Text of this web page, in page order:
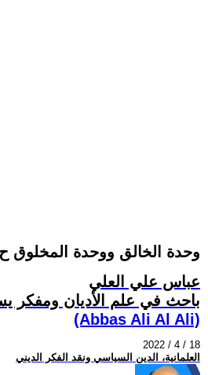
وحدة الخالق ووحدة المخلوق ح2
عباس علي العلي
باحث في علم الأديان ومفكر
(Abbas Ali Al Ali)
2022 / 4 / 18
العلمانية، الدين السياسي ونقد الفكر الديني